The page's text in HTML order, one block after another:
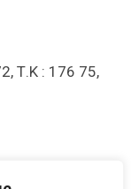
Τ.Κ : 176 75,